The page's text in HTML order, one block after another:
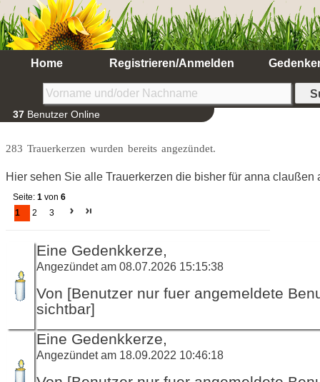
Home Registrieren/Anmelden
37 Benutzer Online
283 Trauerkerzen wurden bereits angezündet.
Hier sehen Sie alle Trauerkerzen die bisher für anna claußen
Seite: 1 von 6
1
2 3
Eine Gedenkkerze,
Angezündet am 08.07.2026 15:15:38
Von [Benutzer nur fuer angemeldete
sichtbar]
Eine Gedenkkerze,
Angezündet am 18.09.2022 10:46:18